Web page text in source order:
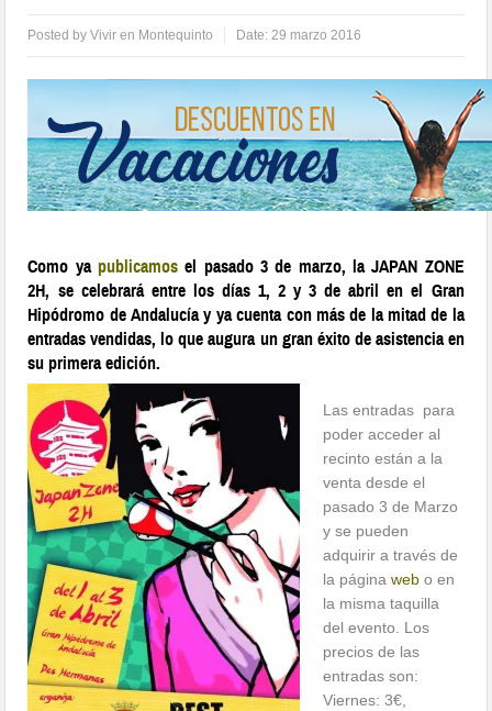
Posted byVivir en Montequinto Date:29 marzo 2016
Como yapublicamos el pasado 3 de marzo, la JAPAN ZONE
2H, se celebrará entre los días 1, 2 y 3 de abril en el Gran
Hipódromo de Andalucía y ya cuenta con más de la mitad de la
entradas vendidas, lo que augura un gran éxito de asistencia en
su primera edición.
Las entradas para
poder acceder al
recinto están a la
venta desde el
pasado 3 de Marzo
y se pueden
adquirir a través de
la páginaweb o en
la misma taquilla
del evento. Los
precios de las
entradas son:
Viernes: 3€,